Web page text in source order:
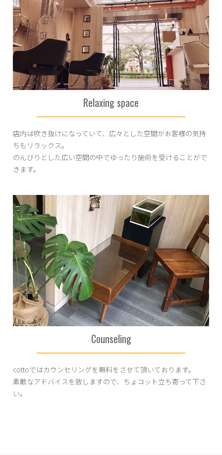
Relaxing space
店内は吹き抜けになっていて、広々とした空間がお客様の気持
ちもリラックス。
のんびりとした広い空間の中でゆったり施術を受けることがで
きます。
Counseling
cottoではカウンセリングを無料をさせて頂いております。
素敵なアドバイスを致しますので、ちょコット立ち寄って下さ
い。